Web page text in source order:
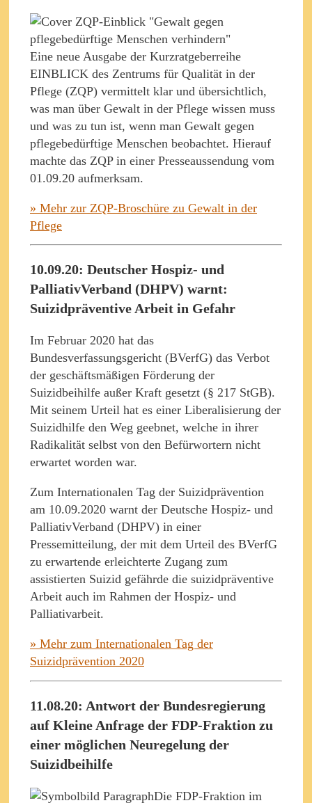
Eine neue Ausgabe der Kurzratgeberreihe
EINBLICK des Zentrums für Qualität in der
Pflege (ZQP) vermittelt klar und übersichtlich,
was man über Gewalt in der Pflege wissen muss
und was zu tun ist, wenn man Gewalt gegen
pflegebedürftige Menschen beobachtet. Hierauf
machte das ZQP in einer Presseaussendung vom
01.09.20 aufmerksam.
» Mehr zur ZQP-Broschüre zu Gewalt in der
Pflege
10.09.20: Deutscher Hospiz- und
PalliativVerband (DHPV) warnt:
Suizidpräventive Arbeit in Gefahr
Im Februar 2020 hat das
Bundesverfassungsgericht (BVerfG) das Verbot
der geschäftsmäßigen Förderung der
Suizidbeihilfe außer Kraft gesetzt (§ 217 StGB).
Mit seinem Urteil hat es einer Liberalisierung der
Suizidhilfe den Weg geebnet, welche in ihrer
Radikalität selbst von den Befürwortern nicht
erwartet worden war.
Zum Internationalen Tag der Suizidprävention
am 10.09.2020 warnt der Deutsche Hospiz- und
PalliativVerband (DHPV) in einer
Pressemitteilung, der mit dem Urteil des BVerfG
zu erwartende erleichterte Zugang zum
assistierten Suizid gefährde die suizidpräventive
Arbeit auch im Rahmen der Hospiz- und
Palliativarbeit.
» Mehr zum Internationalen Tag der
Suizidprävention 2020
11.08.20: Antwort der Bundesregierung
auf Kleine Anfrage der FDP-Fraktion zu
einer möglichen Neuregelung der
Suizidbeihilfe
Die FDP-Fraktion im